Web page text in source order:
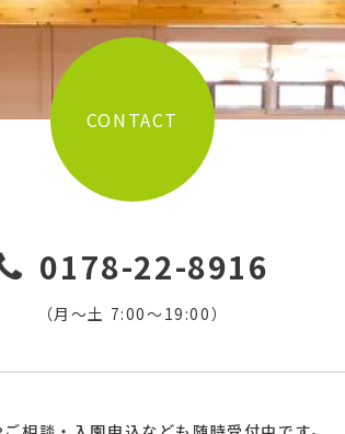
CONTACT
0178-22-8916
（月〜土 7:00〜19:00）